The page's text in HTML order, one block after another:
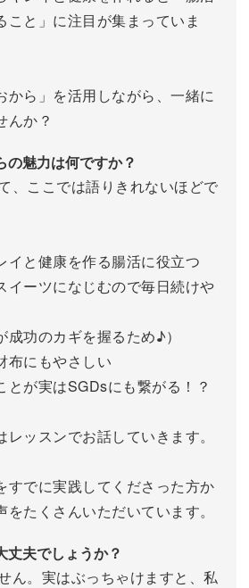
こと」に注目が集まっていま
から」を活用しながら、一緒に
んか？
の魅力は何ですか？
、ここでは語りきれないほどで
イと健康を作る腸活に役立つ
イーツになじむので毎日続けや
功のカギを握るため♪）
布にもやさしい
とが実はSGDsにも繋がる！？
ッスンでお話していきます。
すでに実践してくださった方か
たくさんいただいています。
丈夫でしょうか？
ん。実はぶっちゃけますと、私